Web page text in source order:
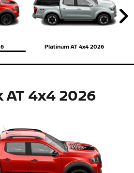
Platinum AT 4x4 2026
4x4 2026